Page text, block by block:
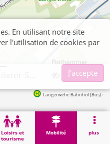
Loisirs et
tourisme
Mobilité plus
Langerwehe Bahnhof (Bus) in 165m
Höxter-Straße
En utilisant notre site
l'utilisation de cookies par
J'accepte